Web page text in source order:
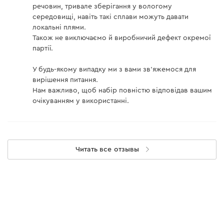
речовин, тривале зберігання у вологому
середовищі, навіть такі сплави можуть давати
локальні плями.
Також не виключаємо й виробничий дефект окремої
партії.
У будь-якому випадку ми з вами зв’яжемося для
вирішення питання.
Нам важливо, щоб набір повністю відповідав вашим
очікуванням у використанні.
Читать все отзывы